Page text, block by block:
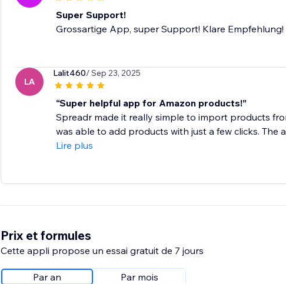
Super Support!
Grossartige App, super Support! Klare Empfehlung!
LA
Lalit460/ Sep 23, 2025
“Super helpful app for Amazon products!”
Spreadr made it really simple to import products
was able to add products with just a few clicks. The
Lire plus
Prix et formules
Cette appli propose un essai gratuit de 7 jours
Par an Par mois